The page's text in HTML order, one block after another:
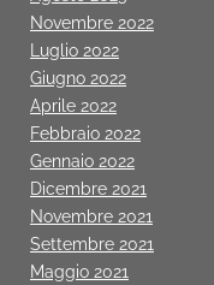
Novembre 2022
Luglio 2022
Giugno 2022
Aprile 2022
Febbraio 2022
Gennaio 2022
Dicembre 2021
Novembre 2021
Settembre 2021
Maggio 2021